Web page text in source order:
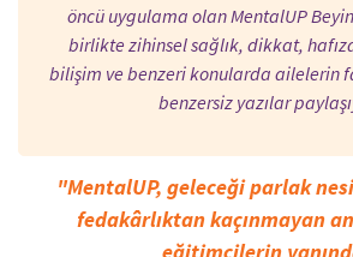
öncü uygulama olan MentalUP
birlikte zihinsel sağlık, dikkat,
bilişim ve benzeri konularda ailelerin
benzersiz yazılar
"MentalUP, geleceği parlak
fedakârlıktan kaçınmayan